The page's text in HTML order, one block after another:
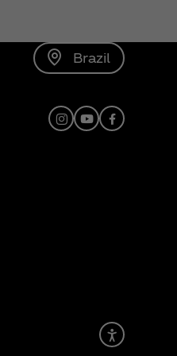
Brazil
Instagram
YoutubeFacebook
Recite Me